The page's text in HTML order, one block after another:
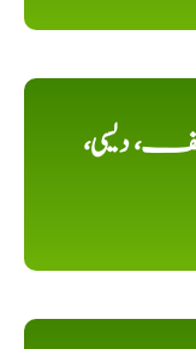
دیسی،